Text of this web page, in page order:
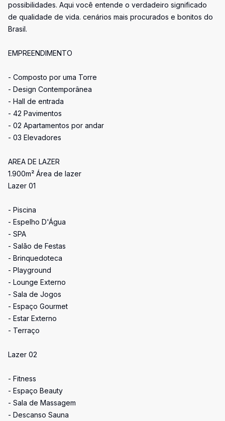
possibilidades. Aqui você entende o verdadeiro significado
de qualidade de vida. cenários mais procurados e bonitos do
Brasil.
EMPREENDIMENTO
- Composto por uma Torre
- Design Contemporânea
- Hall de entrada
- 42 Pavimentos
- 02 Apartamentos por andar
- 03 Elevadores
AREA DE LAZER
1.900m² Área de lazer
Lazer 01
- Piscina
- Espelho D'Água
- SPA
- Salão de Festas
- Brinquedoteca
- Playground
- Lounge Externo
- Sala de Jogos
- Espaço Gourmet
- Estar Externo
- Terraço
Lazer 02
- Fitness
- Espaço Beauty
- Sala de Massagem
- Descanso Sauna